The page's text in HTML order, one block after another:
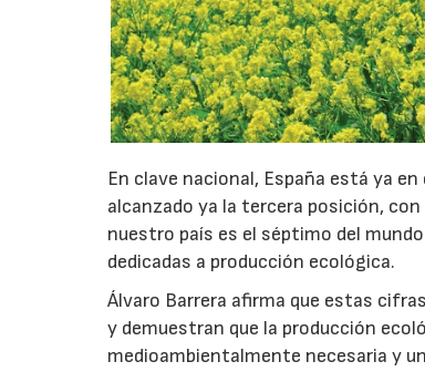
En clave nacional, España está ya
alcanzado ya la tercera posición,
nuestro país es el séptimo del
dedicadas a producción ecológica.
Álvaro Barrera afirma que estas
y demuestran que la producción
medioambientalmente necesaria y